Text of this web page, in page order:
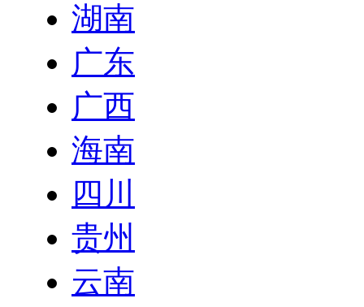
湖南
广东
广西
海南
四川
贵州
云南